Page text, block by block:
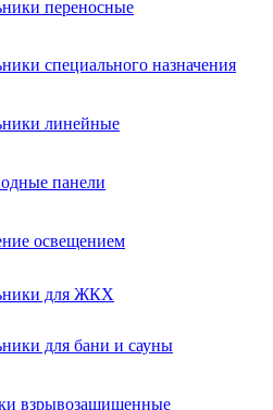
переносные
специального назначения
линейные
панели
освещением
для ЖКХ
для бани и сауны
взрывозащищенные